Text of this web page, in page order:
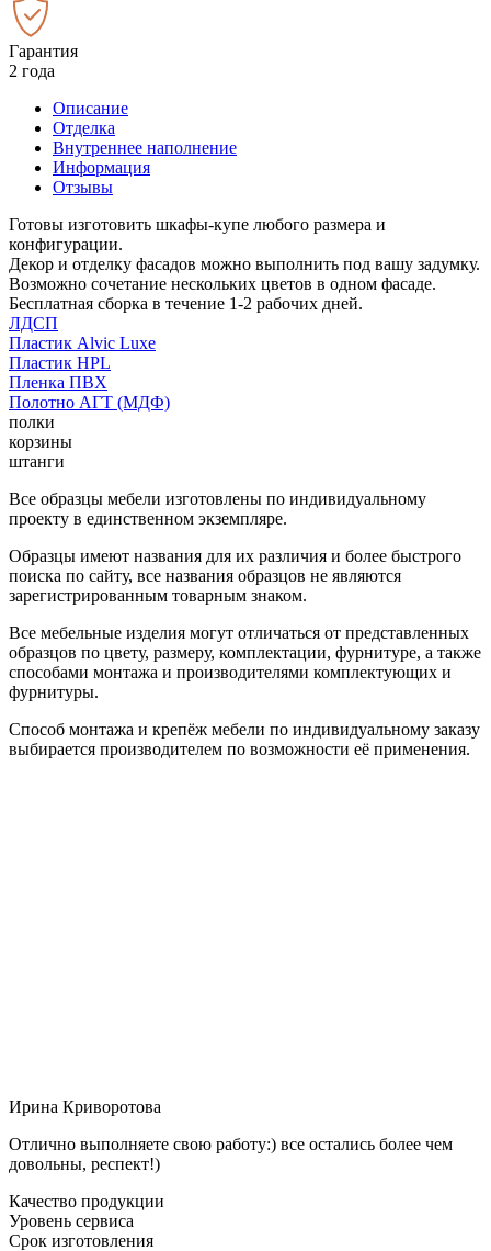
Гарантия
2 года
Описание
Отделка
Внутреннее наполнение
Информация
Отзывы
Готовы изготовить шкафы-купе любого размера и
конфигурации.
Декор и отделку фасадов можно выполнить под вашу задумку.
Возможно сочетание нескольких цветов в одном фасаде.
Бесплатная сборка в течение 1-2 рабочих дней.
ЛДСП
Пластик Alvic Luxe
Пластик HPL
Пленка ПВХ
Полотно АГТ (МДФ)
полки
корзины
штанги
Все образцы мебели изготовлены по индивидуальному
проекту в единственном экземпляре.
Образцы имеют названия для их различия и более быстрого
поиска по сайту, все названия образцов не являются
зарегистрированным товарным знаком.
Все мебельные изделия могут отличаться от представленных
образцов по цвету, размеру, комплектации, фурнитуре, а также
способами монтажа и производителями комплектующих и
фурнитуры.
Способ монтажа и крепёж мебели по индивидуальному заказу
выбирается производителем по возможности её применения.
Ирина Криворотова
Отлично выполняете свою работу:) все остались более чем
довольны, респект!)
Качество продукции
Уровень сервиса
Срок изготовления